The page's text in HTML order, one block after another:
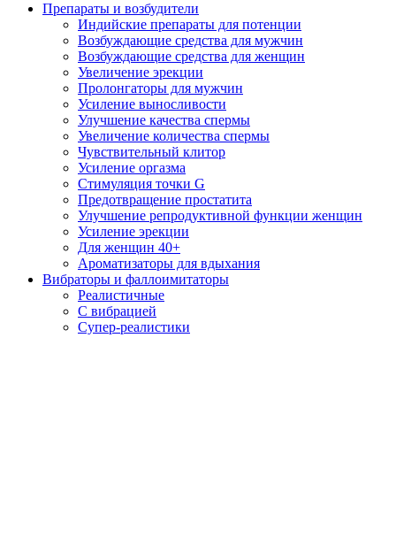
Препараты и возбудители
Индийские препараты для потенции
Возбуждающие средства для мужчин
Возбуждающие средства для женщин
Увеличение эрекции
Пролонгаторы для мужчин
Усиление выносливости
Улучшение качества спермы
Увеличение количества спермы
Чувствительный клитор
Усиление оргазма
Стимуляция точки G
Предотвращение простатита
Улучшение репродуктивной функции женщин
Усиление эрекции
Для женщин 40+
Ароматизаторы для вдыхания
Вибраторы и фаллоимитаторы
Реалистичные
С вибрацией
Супер-реалистики